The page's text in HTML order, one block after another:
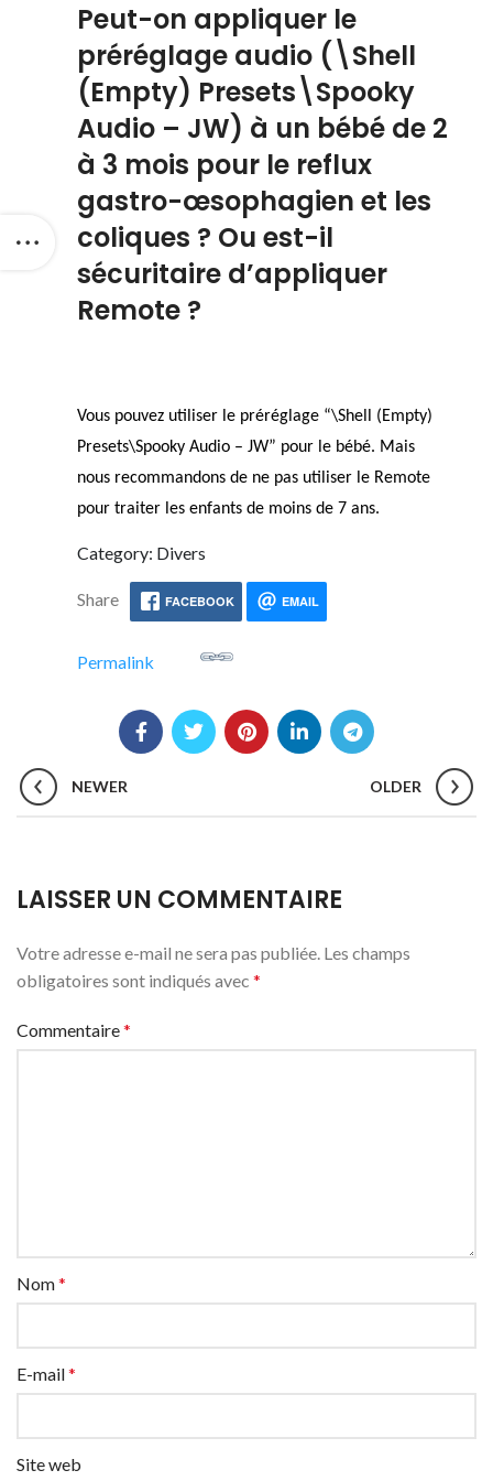
Peut-on appliquer le
préréglage audio (\Shell
(Empty) Presets\Spooky
Audio – JW) à un bébé de 2
à 3 mois pour le reflux
gastro-œsophagien et les
coliques ? Ou est-il
sécuritaire d’appliquer
Remote ?
Vous pouvez utiliser le préréglage “\Shell (Empty)
Presets\Spooky Audio – JW” pour le bébé. Mais
nous recommandons de ne pas utiliser le Remote
pour traiter les enfants de moins de 7 ans.
Category: Divers
Share FACEBOOK EMAIL
Permalink
NEWER OLDER
LAISSER UN COMMENTAIRE
Votre adresse e-mail ne sera pas publiée. Les champs
obligatoires sont indiqués avec *
Commentaire*
Nom*
E-mail*
Site web